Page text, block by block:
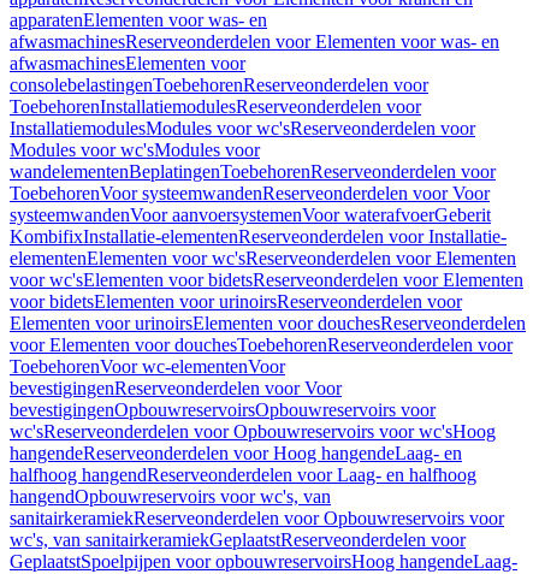
apparatenElementen voor was- en
afwasmachinesReserveonderdelen voor Elementen voor was- en
afwasmachinesElementen voor
consolebelastingenToebehorenReserveonderdelen voor
ToebehorenInstallatiemodulesReserveonderdelen voor
InstallatiemodulesModules voor wc'sReserveonderdelen voor
Modules voor wc'sModules voor
wandelementenBeplatingenToebehorenReserveonderdelen voor
ToebehorenVoor systeemwandenReserveonderdelen voor Voor
systeemwandenVoor aanvoersystemenVoor waterafvoerGeberit
KombifixInstallatie-elementenReserveonderdelen voor Installatie-
elementenElementen voor wc'sReserveonderdelen voor Elementen
voor wc'sElementen voor bidetsReserveonderdelen voor Elementen
voor bidetsElementen voor urinoirsReserveonderdelen voor
Elementen voor urinoirsElementen voor douchesReserveonderdelen
voor Elementen voor douchesToebehorenReserveonderdelen voor
ToebehorenVoor wc-elementenVoor
bevestigingenReserveonderdelen voor Voor
bevestigingenOpbouwreservoirsOpbouwreservoirs voor
wc'sReserveonderdelen voor Opbouwreservoirs voor wc'sHoog
hangendeReserveonderdelen voor Hoog hangendeLaag- en
halfhoog hangendReserveonderdelen voor Laag- en halfhoog
hangendOpbouwreservoirs voor wc's, van
sanitairkeramiekReserveonderdelen voor Opbouwreservoirs voor
wc's, van sanitairkeramiekGeplaatstReserveonderdelen voor
GeplaatstSpoelpijpen voor opbouwreservoirsHoog hangendeLaag-